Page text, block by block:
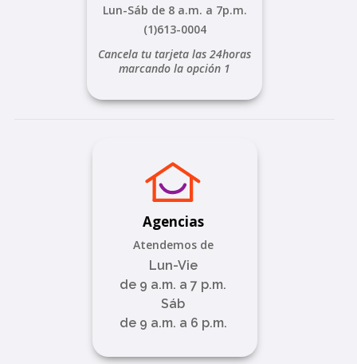
Lun-Sáb de 8 a.m. a 7p.m.
(1)613-0004
Cancela tu tarjeta las 24horas
marcando la opción 1
Agencias
Atendemos de
Lun-Vie
de 9 a.m. a 7 p.m.
Sáb
de 9 a.m. a 6 p.m.